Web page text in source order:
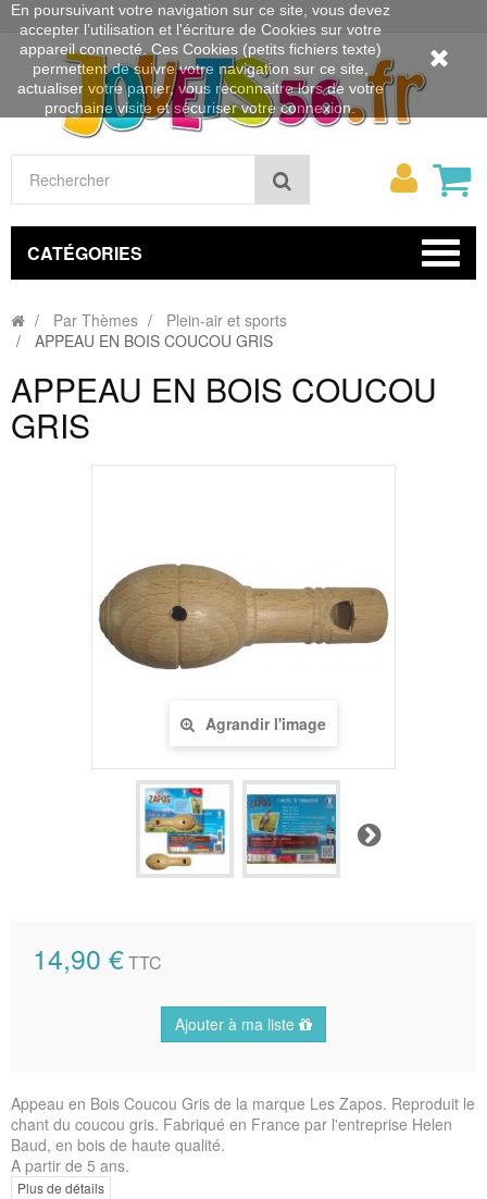
Rechercher
Mon
CATÉGORIES
Par Thèmes
Plein-air et sports
APPEAU EN BOIS COUCOU GRIS
APPEAU EN BOIS COUCOU
GRIS
Agrandir l'image
Suivant
14,90 €TTC
Ajouter à ma liste
Appeau en Bois Coucou Gris de la marque Les Zapos. Reproduit le
chant du coucou gris. Fabriqué en France par l'entreprise Helen
Baud, en bois de haute qualité.
A partir de 5 ans.
Plus de détails
En poursuivant votre navigation sur ce site, vous devez
accepter l’utilisation et l'écriture de Cookies sur votre
appareil connecté. Ces Cookies (petits fichiers texte)
permettent de suivre votre navigation sur ce site,
actualiser votre panier, vous reconnaitre lors de votre
prochaine visite et sécuriser votre connexion.